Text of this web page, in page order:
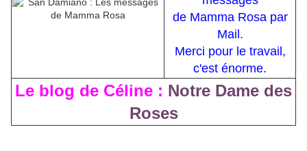
de Mamma Rosa par
Mail.
Merci pour le travail,
c'est énorme.
Le blog de Céline : Notre Dame des
Roses